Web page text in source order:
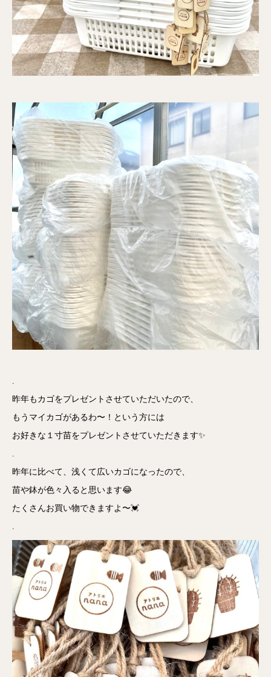
.
昨年もカゴをプレゼントさせていただいたので、
もうマイカゴがあるわ〜！という方には
お好きな１寸苗をプレゼントさせていただきます✨
.
昨年に比べて、浅くて広いカゴになったので、
苗や鉢が色々入ると思います😂
たくさんお買い物できますよ〜💓
.